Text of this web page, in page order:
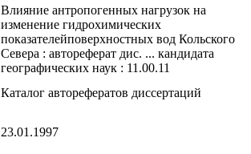
Влияние антропогенных нагрузок на
изменение гидрохимических
показателейповерхностных вод Кольского
Севера : автореферат дис. ... кандидата
географических наук : 11.00.11
Каталог авторефератов диссертаций
23.01.1997